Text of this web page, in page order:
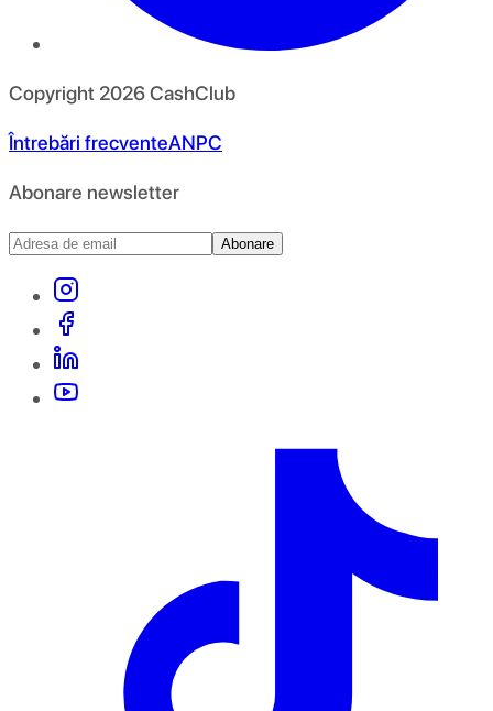
Copyright 2026CashClub
Întrebări frecventeANPC
Abonare newsletter
Abonare